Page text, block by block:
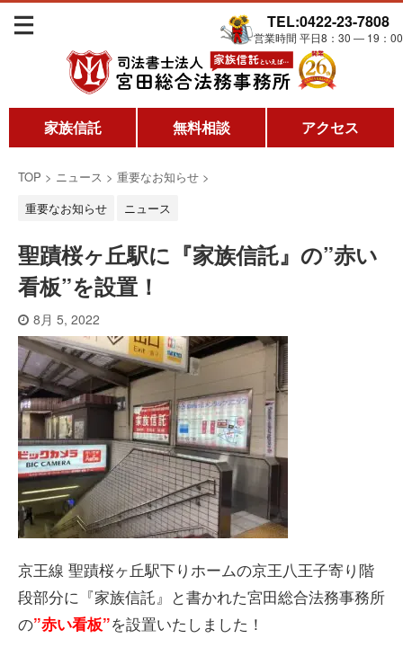
TEL:0422-23-7808
営業時間 平日8：30 ― 19：00
家族信託 無料相談 アクセス
TOP > ニュース > 重要なお知らせ >
重要なお知らせ
ニュース
聖蹟桜ヶ丘駅に『家族信託』の”赤い
看板”を設置！
8月 5, 2022
京王線 聖蹟桜ヶ丘駅下りホームの京王八王子寄り階
段部分に『家族信託』と書かれた宮田総合法務事務所
の”赤い看板”を設置いたしました！